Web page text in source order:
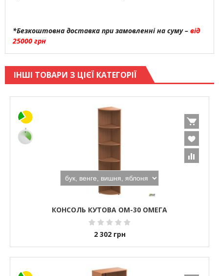
*Безкоштовна доставка при замовленні на суму – від
25000 грн
ІНШІ ТОВАРИ З ЦІЄЇ КАТЕГОРІЇ
КОНСОЛЬ КУТОВА ОМ-30 ОМЕГА
2 302 грн